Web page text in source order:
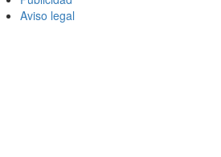
Aviso legal